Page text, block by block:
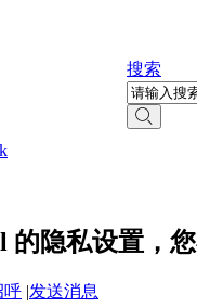
搜索
的隐私设置，
呼 |发送消息